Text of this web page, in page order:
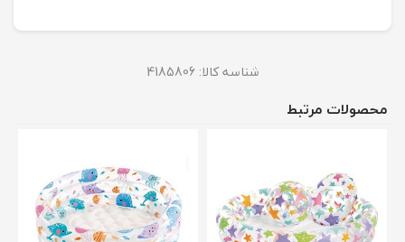
شناسه کالا: 4185806
محصولات مرتبط